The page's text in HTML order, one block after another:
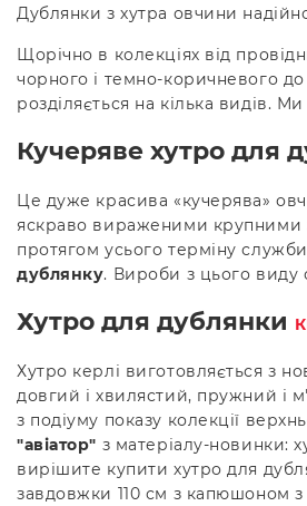
Дублянки з хутра овчини
Щорічно в колекціях від
чорного і темно-коричневого
розділяється на кілька видів.
Кучеряве хутро для
Це дуже красива «кучерява»
яскраво вираженими крупними
протягом усього терміну
дублянку. Вироби з цього виду
Хутро для дублянки
Хутро керлі виготовляється з
довгий і хвилястий, пружний і
з подіуму показу колекції
"авіатор" з матеріалу-новинки:
вирішите купити хутро для
завдовжки 110 см з капюшоном